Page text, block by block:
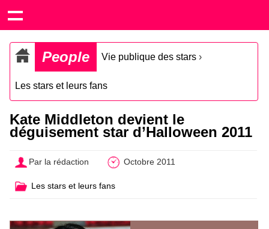
People Vie publique des stars ›
Les stars et leurs fans
Kate Middleton devient le
déguisement star d’Halloween 2011
Par la rédaction Octobre 2011
Les stars et leurs fans